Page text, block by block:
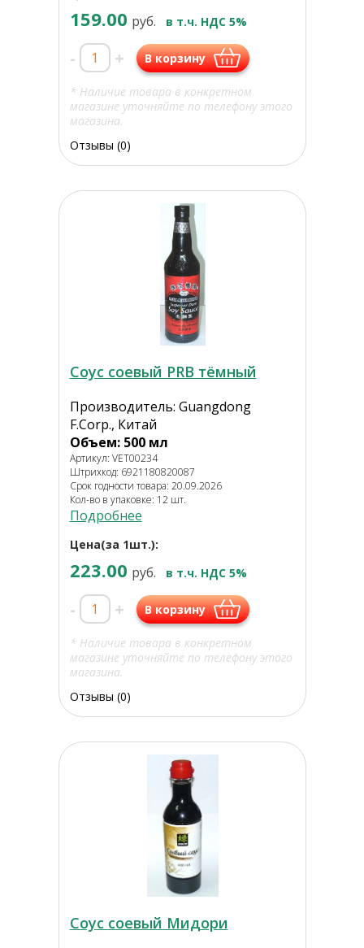
159.00 руб. в т.ч. НДС 5%
- + В корзину
* Наличие товара в конкретном
магазине уточняйте по телефону этого
магазина.
Отзывы (0)
Соус соевый PRB тёмный
Производитель: Guangdong
F.Corp., Китай
Объем: 500 мл
Артикул: VET00234
Штрихкод: 6921180820087
Срок годности товара: 20.09.2026
Кол-во в упаковке: 12 шт.
Подробнее
Цена(за 1шт.):
223.00 руб. в т.ч. НДС 5%
- + В корзину
* Наличие товара в конкретном
магазине уточняйте по телефону этого
магазина.
Отзывы (0)
Соус соевый Мидори